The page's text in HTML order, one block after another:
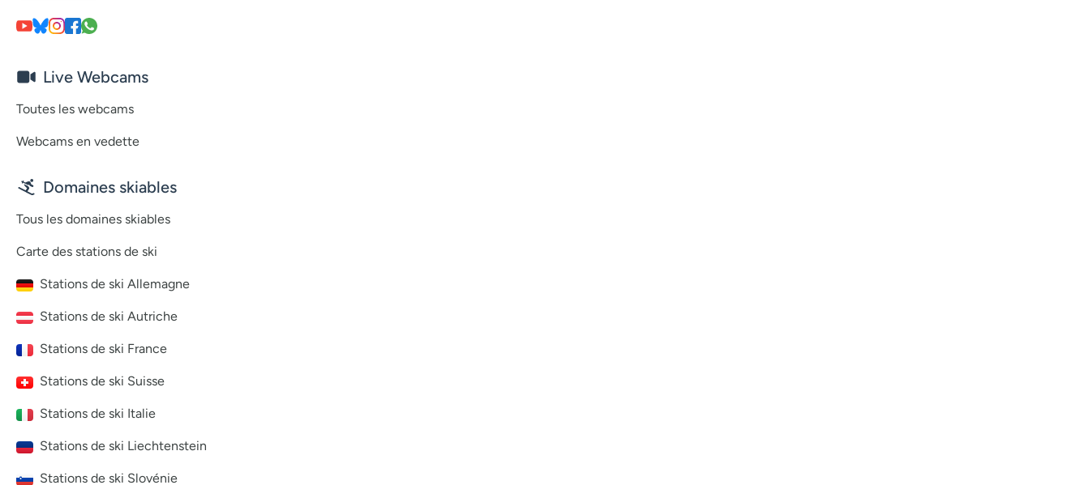
Live Webcams
Toutes les webcams
Webcams en vedette
Domaines skiables
Tous les domaines skiables
Carte des stations de ski
Stations de ski Allemagne
Stations de ski Autriche
Stations de ski France
Stations de ski Suisse
Stations de ski Italie
Stations de ski Liechtenstein
Stations de ski Slovénie